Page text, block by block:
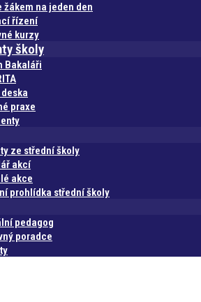
žákem na jeden den
řízení
kurzy
školy
Bakaláři
praxe
ze střední školy
akcí
akce
prohlídka střední školy
pedagog
poradce